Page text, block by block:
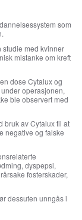
som
studie med kvinner
mistanke om kreft
dose Cytalux og
operasjonen,
ble observert med
bruk av Cytalux til at
negative og falske
dyspepsi,
fosterskader,
dessuten unngås i